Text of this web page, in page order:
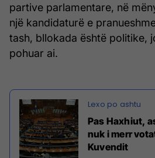
partive parlamentare, në
një kandidaturë e
tash, bllokada është politike,
pohuar ai.
Pas Haxhiut,
nuk i merr
Kuvendit